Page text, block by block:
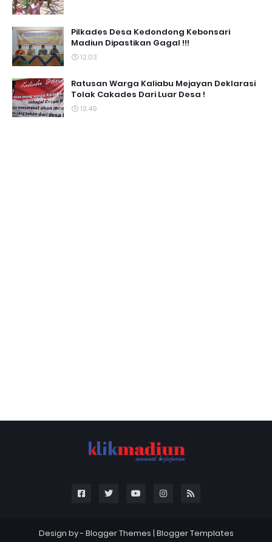
Pilkades Desa Kedondong Kebonsari
Madiun Dipastikan Gagal !!!
12.03
Ratusan Warga Kaliabu Mejayan Deklarasi
Tolak Cakades Dari Luar Desa !
13.49
Design by - Blogger Themes | Blogger Templates